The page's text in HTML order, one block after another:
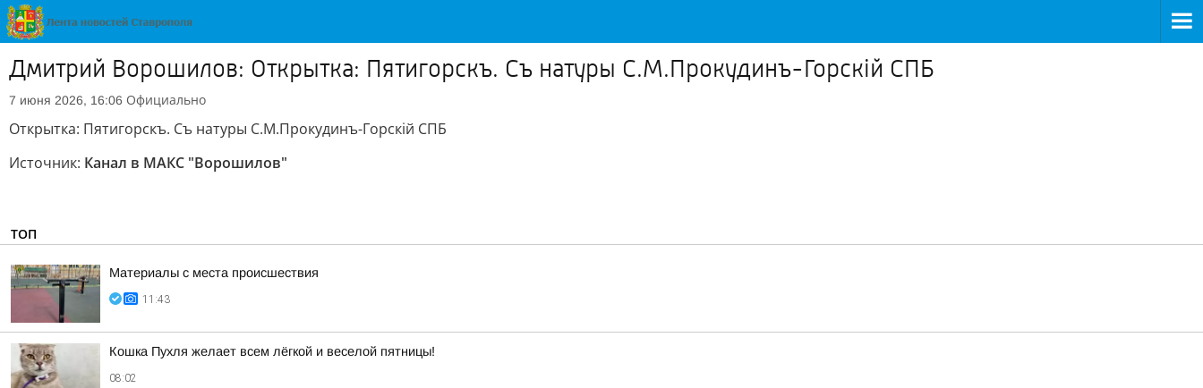
Дмитрий Ворошилов: Открытка: Пятигорскъ. Съ натуры С.М.Прокудинъ-Горскiй СПБ
7 июня 2026, 16:06 Официально
Открытка: Пятигорскъ. Съ натуры С.М.Прокудинъ-Горскiй СПБ
Источник: Канал в МАКС "Ворошилов"
ТОП
Материалы с места происшествия
11:43
Кошка Пухля желает всем лёгкой и веселой пятницы!
08:02